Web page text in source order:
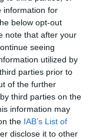
information for
below opt-out
note that after your
seeing
utilized by
parties prior to
of the further
third parties on the
information may
the IAB’s List of
disclose it to other
a vela e
allo